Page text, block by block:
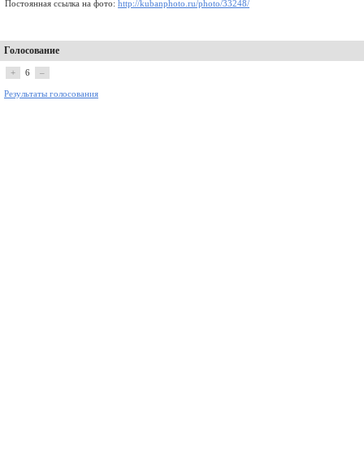
Постоянная ссылка на фото: http://kubanphoto.ru/photo/33248/
Голосование
+ 6 –
Результаты голосования